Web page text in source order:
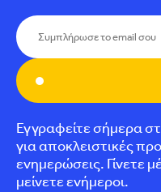
Εγγραφείτε σήμερα
για αποκλειστικές
ενημερώσεις. Γίνετε
μείνετε ενήμεροι.